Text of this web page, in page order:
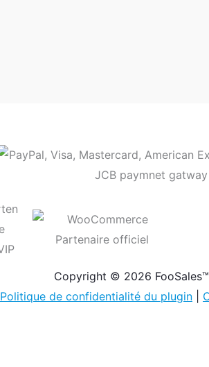
Copyright © 2026
Politique de confidentialité du plugin